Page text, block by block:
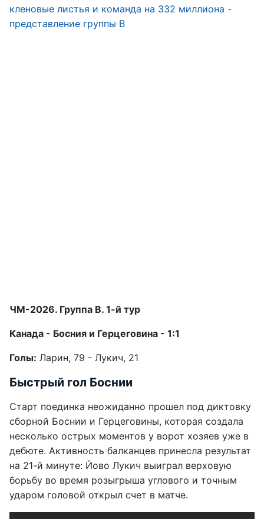
кленовые листья и команда на 332 миллиона -
представление группы B
ЧМ-2026. Группа В. 1-й тур
Канада - Босния и Герцеговина - 1:1
Голы: Ларин, 79 - Лукич, 21
Быстрый гол Боснии
Старт поединка неожиданно прошел под диктовку
сборной Боснии и Герцеговины, которая создала
несколько острых моментов у ворот хозяев уже в
дебюте. Активность балканцев принесла результат
на 21-й минуте: Йово Лукич выиграл верховую
борьбу во время розыгрыша углового и точным
ударом головой открыл счет в матче.